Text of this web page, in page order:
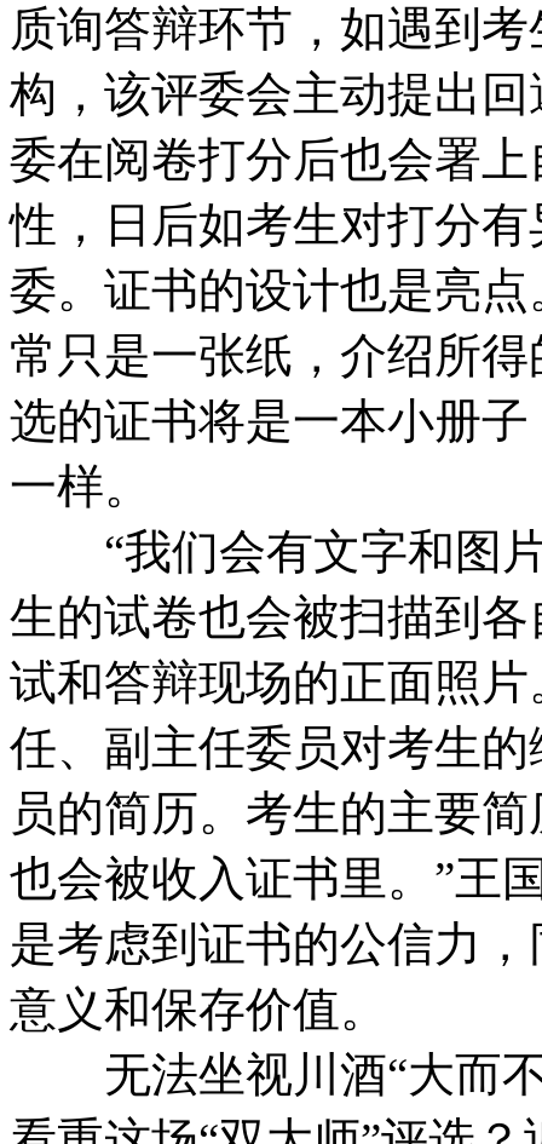
质询答辩环节，如遇到
构，该评委会主动提出
委在阅卷打分后也会署
性，日后如考生对打分
委。 证书的设计也是亮
常只是一张纸，介绍所
选的证书将是一本小册
一样。
“我们会有文字和图片
生的试卷也会被扫描到
试和答辩现场的正面照
任、副主任委员对考生
员的简历。考生的主要
也会被收入证书里。”王
是考虑到证书的公信力
意义和保存价值。
无法坐视川酒“大而不